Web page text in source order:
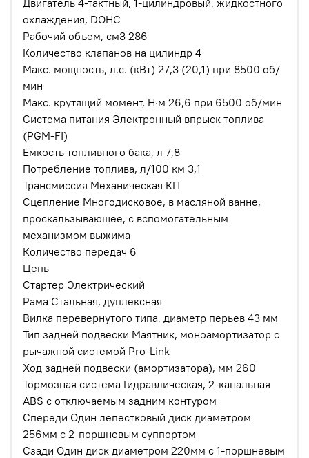
охлаждения, DOHC
Рабочий объем, см3 286
Количество клапанов на цилиндр 4
Макс. мощность, л.с. (кВт) 27,3 (20,1) при 8500 об/
мин
Макс. крутящий момент, Н·м 26,6 при 6500 об/мин
Система питания Электронный впрыск топлива
(PGM-FI)
Емкость топливного бака, л 7,8
Потребление топлива, л/100 км 3,1
Трансмиссия Механическая КП
Сцепление Многодисковое, в масляной ванне,
проскальзывающее, с вспомогательным
механизмом выжима
Количество передач 6
Цепь
Стартер Электрический
Рама Стальная, дуплексная
Вилка перевернутого типа, диаметр перьев 43 мм
Тип задней подвески Маятник, моноамортизатор с
рычажной системой Pro-Link
Ход задней подвески (амортизатора), мм 260
Тормозная система Гидравлическая, 2-канальная
ABS с отключаемым задним контуром
Спереди Один лепестковый диск диаметром
256мм с 2-поршневым суппортом
Сзади Один диск диаметром 220мм с 1-поршневым